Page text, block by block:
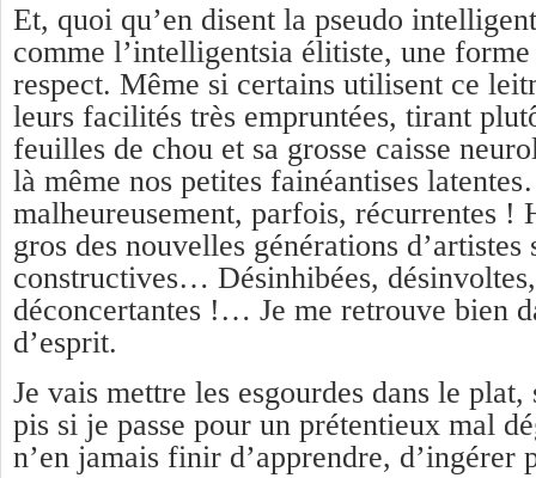
Et, quoi qu’en disent la pseudo
comme l’intelligentsia élitiste, une
respect. Même si certains utilisent ce
leurs facilités très empruntées, tirant
feuilles de chou et sa grosse caisse
là même nos petites fainéantises
malheureusement, parfois, récurrentes !
gros des nouvelles générations d’artistes
constructives… Désinhibées,
déconcertantes !… Je me retrouve bien
d’esprit.
Je vais mettre les esgourdes dans le
pis si je passe pour un prétentieux mal
n’en jamais finir d’apprendre, d’ingérer